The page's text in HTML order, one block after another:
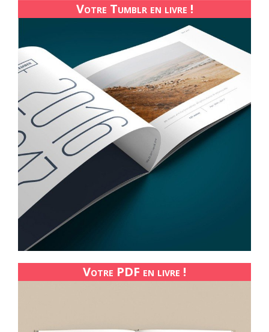
Votre Tumblr en livre !
Votre PDF en livre !